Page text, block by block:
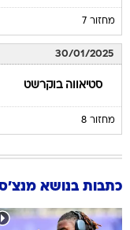
מחזור 7
30/01/2025
סטיאווה בוקרשט
מחזור 8
כתבות בנושא